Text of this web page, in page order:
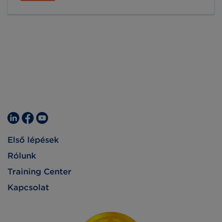
tevékenységeiről, a szabványalkalmazók
Első lépések
Rólunk
Training Center
Kapcsolat